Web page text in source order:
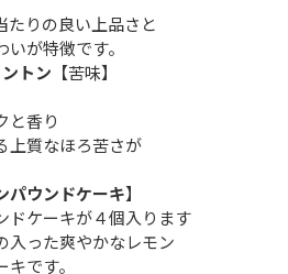
りの良い上品さと
が特徴です。
トン 【苦味】
と香り
上質なほろ苦さが
ウンドケーキ】
ドケーキが４個入ります
入った爽やかなレモン
です。